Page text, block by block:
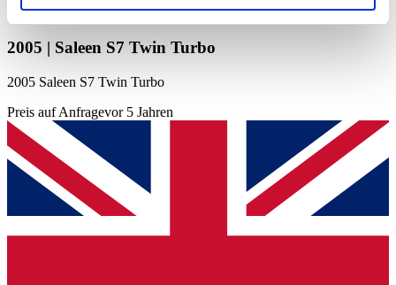
soziale Medien, Werbung und Analysen weiter. Unsere
weiteren Daten zusammen, die Sie ihnen bereitgestellt
haben oder die sie im Rahmen Ihrer Nutzung der Dienste
2005 | Saleen S7 Twin Turbo
2005 Saleen S7 Twin Turbo
Preis auf Anfragevor 5 Jahren